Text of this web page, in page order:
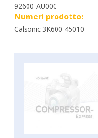
92600-AU000
Numeri prodotto:
Calsonic 3K600-45010